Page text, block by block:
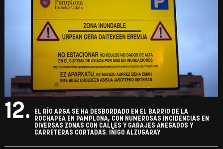
12.
EL RÍO ARGA SE HA DESBORDADO EN EL BARRIO DE LA
ROCHAPEA EN PAMPLONA, CON NUMEROSAS INCIDENCIAS EN
DIVERSAS ZONAS CON CALLES Y GARAJES ANEGADOS Y
CARRETERAS CORTADAS. IÑIGO ALZUGARAY